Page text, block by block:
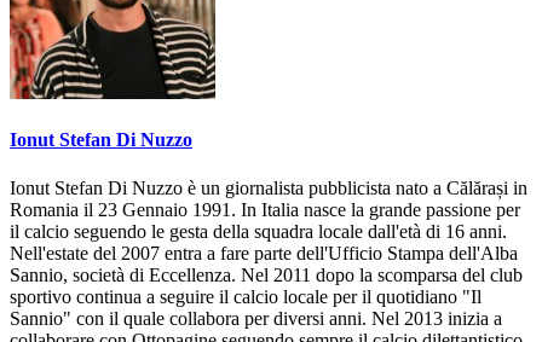
Ionut Stefan Di Nuzzo
Ionut Stefan Di Nuzzo è un giornalista pubblicista nato a Călărași in
Romania il 23 Gennaio 1991. In Italia nasce la grande passione per